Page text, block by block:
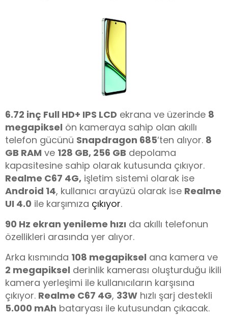
6.72 inç Full HD+ IPS LCD ekrana ve üzerinde 8
megapiksel ön kameraya sahip olan akıllı
telefon gücünü Snapdragon 685‘ten alıyor. 8
GB RAM ve 128 GB, 256 GB depolama
kapasitesine sahip olarak kutusunda çıkıyor.
Realme C67 4G, işletim sistemi olarak ise
Android 14, kullanıcı arayüzü olarak ise Realme
UI 4.0 ile karşımıza çıkıyor.
90 Hz ekran yenileme hızı da akıllı telefonun
özellikleri arasında yer alıyor.
Arka kısmında 108 megapiksel ana kamera ve
2 megapiksel derinlik kamerası oluşturduğu ikili
kamera yerleşimi ile kullanıcıların karşısına
çıkıyor. Realme C67 4G, 33W hızlı şarj destekli
5.000 mAh bataryası ile kutusundan çıkacak.